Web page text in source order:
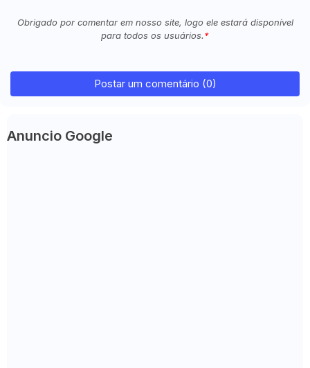
Obrigado por comentar em nosso site, logo ele estará disponível
para todos os usuários.
Postar um comentário (0)
Anuncio Google